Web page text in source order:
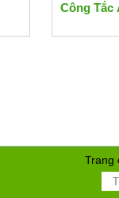
Công Tắc
Trang